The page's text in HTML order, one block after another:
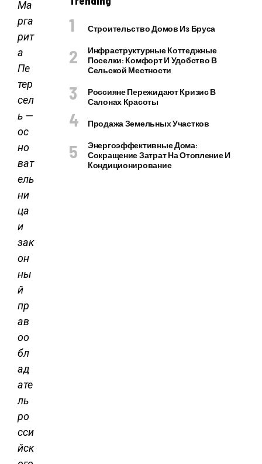
Ма
рга
рит
а
Пе
тер
сел
ь —
ос
но
ват
ель
ни
ца
и
зак
он
ны
й
пр
ав
оо
бл
ад
ате
ль
ро
сси
йск
Строительство Домов Из Бруса
Инфраструктурные Коттеджные
Поселки: Комфорт И Удобство В
Сельской Местности
Россияне Пережидают Кризис В
Салонах Красоты
Продажа Земельных Участков
Энергоэффективные Дома:
Сокращение Затрат На Отопление И
Кондиционирование